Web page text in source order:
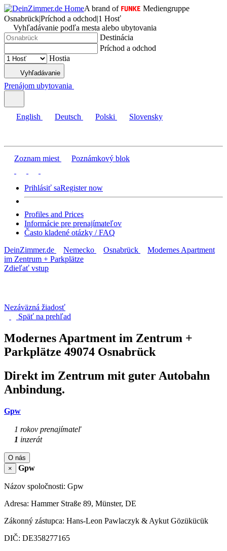
A brand of
Mediengruppe
Osnabrück|Príchod a odchod|1 Hosť
Vyhľadávanie podľa mesta alebo ubytovania
Destinácia
Príchod a odchod
Hostia
Vyhľadávanie
Prenájom ubytovania
English Deutsch Polski Slovensky
Zoznam miest Poznámkový blok
Prihlásiť saRegister now
Profiles and Prices
Informácie pre prenajímateľov
Často kladené otázky / FAQ
DeinZimmer.de
Nemecko Osnabrück
Modernes Apartment
im Zentrum + Parkplätze
Zdieľať vstup
Nezáväzná žiadosť
Späť na prehľad
Modernes Apartment im Zentrum +
Parkplätze 49074 Osnabrück
Direkt im Zentrum mit guter Autobahn
Anbindung.
Gpw
1 rokov prenajímateľ
1 inzerát
O nás
×
Gpw
Názov spoločnosti: Gpw
Adresa: Hammer Straße 89, Münster, DE
Zákonný zástupca: Hans-Leon Pawlaczyk & Aykut Gözükücük
DIČ: DE358277165